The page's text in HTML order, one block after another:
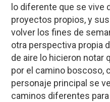
lo diferente que se vive
proyectos propios, y
volver los fines de
otra perspectiva propia
de aire lo hicieron notar
por el camino boscoso,
personaje principal se
caminos diferentes